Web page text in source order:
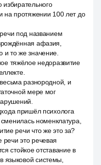
на протяжении 100 лет до
под названием
афазия,
то же значение.
тяжёлое недоразвитие
разнородной, и
мере мог
пришёл психолога
номенклатура,
речи что же это за?
это речевая
стойкое отставание в
языковой системы,